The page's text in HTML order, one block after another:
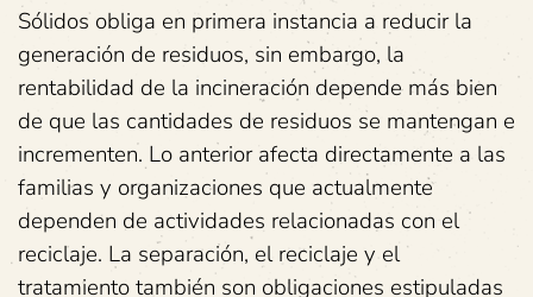
Sólidos obliga en primera instancia a reducir la
generación de residuos, sin embargo, la
rentabilidad de la incineración depende más bien
de que las cantidades de residuos se mantengan e
incrementen. Lo anterior afecta directamente a las
familias y organizaciones que actualmente
dependen de actividades relacionadas con el
reciclaje. La separación, el reciclaje y el
tratamiento también son obligaciones estipuladas